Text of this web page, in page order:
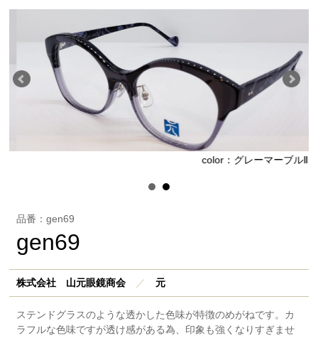
color：グレーマーブルⅡ
品番：gen69
gen69
株式会社 山元眼鏡商会 ／ 元
ステンドグラスのような透かした色味が特徴のめがねです。カ
ラフルな色味ですが透け感がある為、印象も強くなりすぎませ